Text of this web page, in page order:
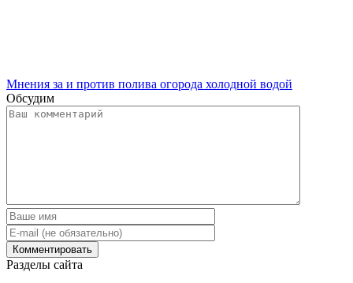
Мнения за и против полива огорода холодной водой
Обсудим
Разделы сайта